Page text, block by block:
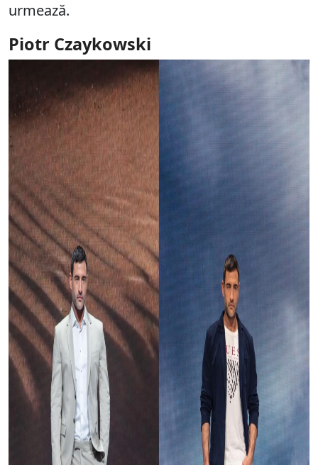
urmează.
Piotr Czaykowski